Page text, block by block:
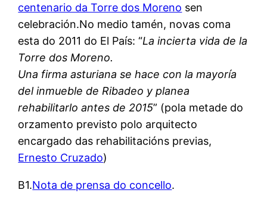
centenario da Torre dos Moreno sen
celebración.No medio tamén, novas coma
esta do 2011 do El País: “La incierta vida de la
Torre dos Moreno.
Una firma asturiana se hace con la mayoría
del inmueble de Ribadeo y planea
rehabilitarlo antes de 2015” (pola metade do
orzamento previsto polo arquitecto
encargado das rehabilitacións previas,
Ernesto Cruzado)
B1.Nota de prensa do concello.